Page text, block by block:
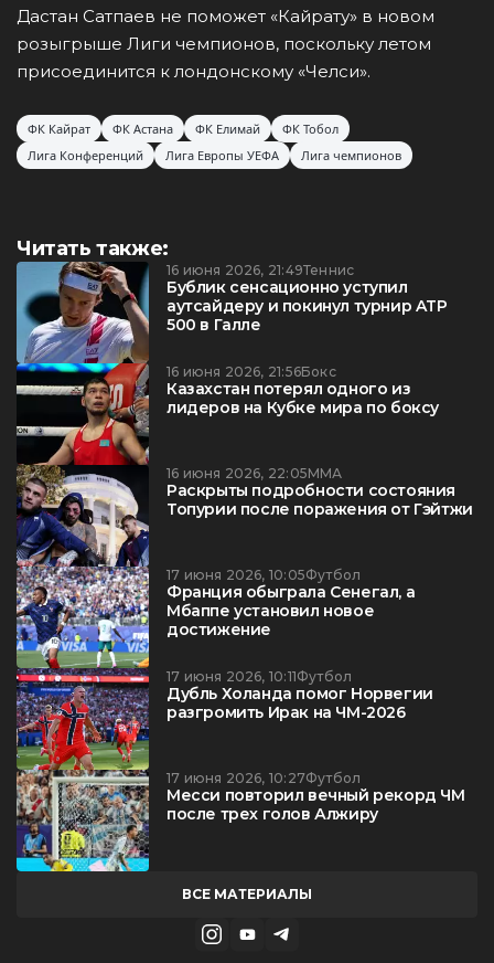
Дастан Сатпаев не поможет «Кайрату» в новом
розыгрыше Лиги чемпионов, поскольку летом
присоединится к лондонскому «Челси».
ФК Кайрат ФК Астана ФК Елимай
ФК Тобол
Лига Конференций
Лига Европы УЕФА Лига чемпионов
Читать также:
16 июня 2026, 21:49Теннис
Бублик сенсационно уступил
аутсайдеру и покинул турнир ATP
500 в Галле
16 июня 2026, 21:56Бокс
Казахстан потерял одного из
лидеров на Кубке мира по боксу
16 июня 2026, 22:05ММА
Раскрыты подробности состояния
Топурии после поражения от Гэйтжи
17 июня 2026, 10:05Футбол
Франция обыграла Сенегал, а
Мбаппе установил новое
достижение
17 июня 2026, 10:11Футбол
Дубль Холанда помог Норвегии
разгромить Ирак на ЧМ-2026
17 июня 2026, 10:27Футбол
Месси повторил вечный рекорд ЧМ
после трех голов Алжиру
ВСЕ МАТЕРИАЛЫ